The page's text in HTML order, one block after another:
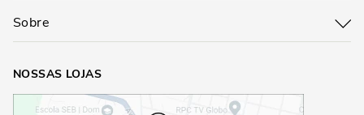
Sobre
NOSSAS LOJAS